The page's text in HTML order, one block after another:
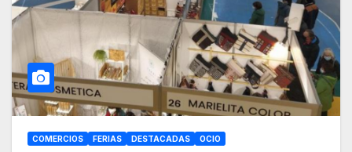
COMERCIOS FERIAS DESTACADAS OCIO